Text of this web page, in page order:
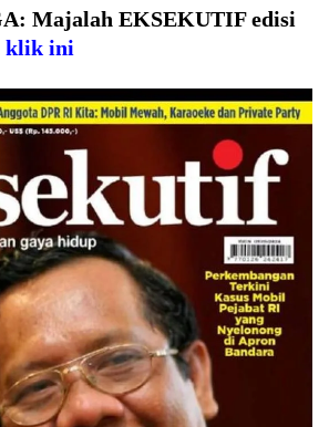
Majalah EKSEKUTIF edisi
klik ini